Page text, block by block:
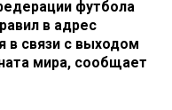
футбола
в адрес
в связи с выходом
мира, сообщает